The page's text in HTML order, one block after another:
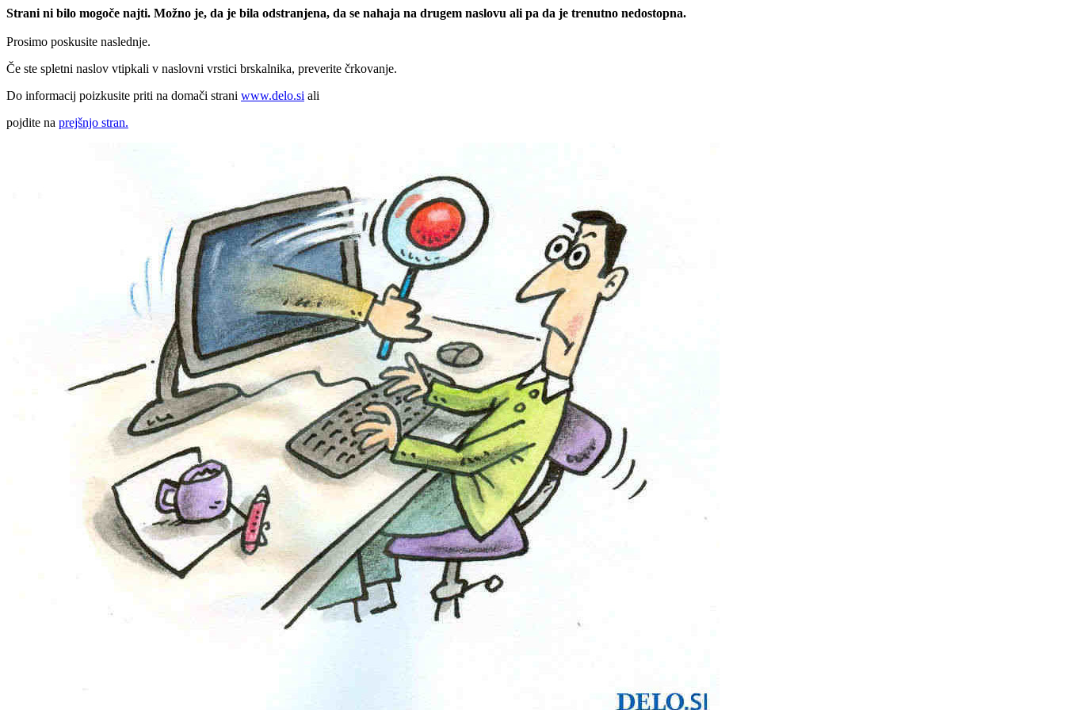
Strani ni bilo mogoče najti. Možno je, da je bila odstranjena, da se nahaja na drugem naslovu ali pa da je trenutno nedostopna.
Prosimo poskusite naslednje.
Če ste spletni naslov vtipkali v naslovni vrstici brskalnika, preverite črkovanje.
Do informacij poizkusite priti na domači strani www.delo.si ali
pojdite na prejšnjo stran.